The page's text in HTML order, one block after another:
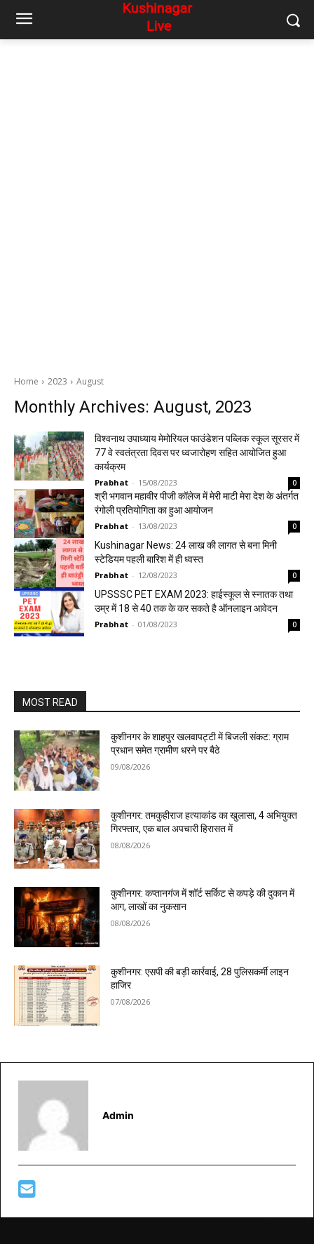
Home 2023 August
Monthly Archives: August, 2023
विश्वनाथ उपाध्याय मेमोरियल फाउंडेशन पब्लिक स्कूल सूरसर में
77 वे स्वतंत्रता दिवस पर ध्वजारोहण सहित आयोजित हुआ
कार्यक्रम
Prabhat - 15/08/2023 0
श्री भगवान महावीर पीजी कॉलेज में मेरी माटी मेरा देश के अंतर्गत
रंगोली प्रतियोगिता का हुआ आयोजन
Prabhat - 13/08/2023 0
Kushinagar News: 24 लाख की लागत से बना मिनी
स्टेडियम पहली बारिश में ही ध्वस्त
Prabhat - 12/08/2023 0
UPSSSC PET EXAM 2023: हाईस्कूल से स्नातक तथा
उम्र में 18 से 40 तक के कर सकते है ऑनलाइन आवेदन
Prabhat - 01/08/2023 0
MOST READ
कुशीनगर के शाहपुर खलवापट्टी में बिजली संकट: ग्राम
प्रधान समेत ग्रामीण धरने पर बैठे
09/08/2026
कुशीनगर: तमकुहीराज हत्याकांड का खुलासा, 4 अभियुक्त
गिरफ्तार, एक बाल अपचारी हिरासत में
08/08/2026
कुशीनगर: कप्तानगंज में शॉर्ट सर्किट से कपड़े की दुकान में
आग, लाखों का नुकसान
08/08/2026
कुशीनगर: एसपी की बड़ी कार्रवाई, 28 पुलिसकर्मी लाइन
हाजिर
07/08/2026
Admin